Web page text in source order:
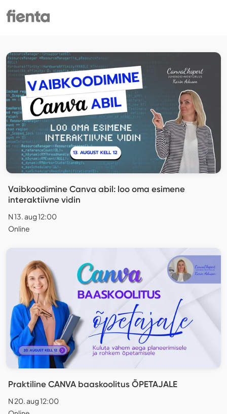
Vaibkoodimine Canva abil: loo oma esimene
interaktiivne vidin
N 13. aug 12:00
Online
Praktiline CANVA baaskoolitus ÕPETAJALE
N 20. aug 12:00